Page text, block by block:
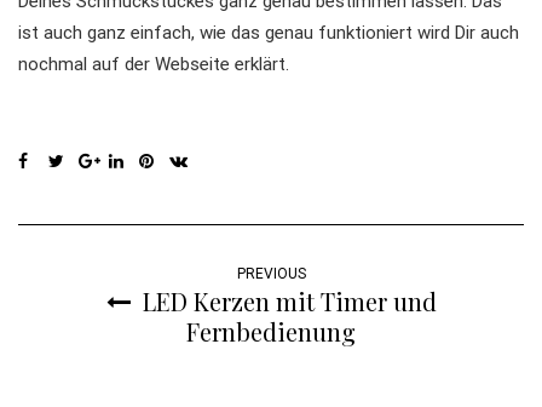
ist auch ganz einfach, wie das genau funktioniert wird Dir auch
nochmal auf der Webseite erklärt.
PREVIOUS
LED Kerzen mit Timer und
Fernbedienung